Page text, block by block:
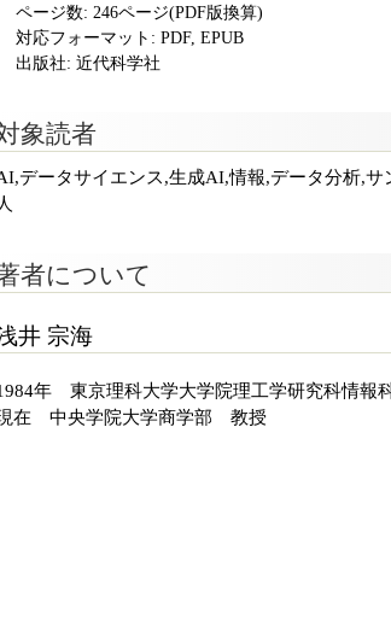
ページ数: 246ページ(PDF版換算)
対応フォーマット: PDF, EPUB
出版社: 近代科学社
象読者
データサイエンス,生成AI,情報,データ分析,
者について
井 宗海
年 東京理科大学大学院理工学研究科情報
在 中央学院大学商学部 教授